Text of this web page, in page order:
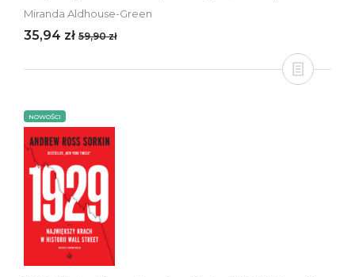
Miranda Aldhouse-Green
35,94 zł 59,90 zł
NOWOŚCI